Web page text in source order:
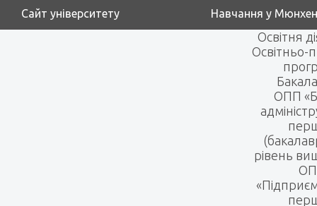
Сайт університету Навчання у
Освітня
Освітньо-
ОПП
рівень